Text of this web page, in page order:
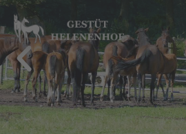
Zum
Inhalt
springen